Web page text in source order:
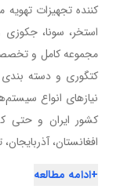
کننده تجهیزات
استخر، سونا، جکوزی
کتگوری و دسته بندی
نیازهای انواع
کشور ایران و حتی
افغانستان،
+ادامه مطالعه